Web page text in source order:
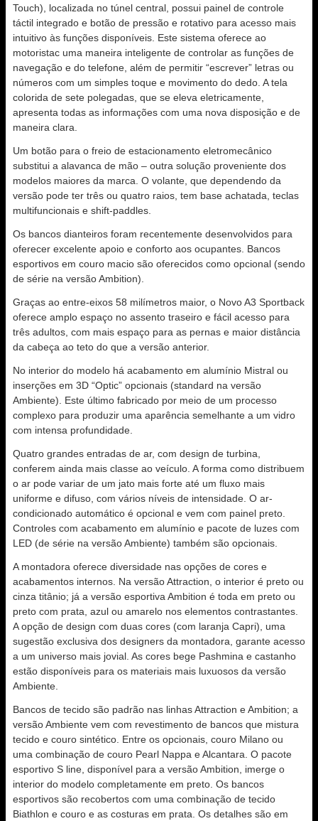
Touch), localizada no túnel central, possui painel de controle
táctil integrado e botão de pressão e rotativo para acesso mais
intuitivo às funções disponíveis. Este sistema oferece ao
motoristac uma maneira inteligente de controlar as funções de
navegação e do telefone, além de permitir “escrever” letras ou
números com um simples toque e movimento do dedo. A tela
colorida de sete polegadas, que se eleva eletricamente,
apresenta todas as informações com uma nova disposição e de
maneira clara.
Um botão para o freio de estacionamento eletromecânico
substitui a alavanca de mão – outra solução proveniente dos
modelos maiores da marca. O volante, que dependendo da
versão pode ter três ou quatro raios, tem base achatada, teclas
multifuncionais e shift-paddles.
Os bancos dianteiros foram recentemente desenvolvidos para
oferecer excelente apoio e conforto aos ocupantes. Bancos
esportivos em couro macio são oferecidos como opcional (sendo
de série na versão Ambition).
Graças ao entre-eixos 58 milímetros maior, o Novo A3 Sportback
oferece amplo espaço no assento traseiro e fácil acesso para
três adultos, com mais espaço para as pernas e maior distância
da cabeça ao teto do que a versão anterior.
No interior do modelo há acabamento em alumínio Mistral ou
inserções em 3D “Optic” opcionais (standard na versão
Ambiente). Este último fabricado por meio de um processo
complexo para produzir uma aparência semelhante a um vidro
com intensa profundidade.
Quatro grandes entradas de ar, com design de turbina,
conferem ainda mais classe ao veículo. A forma como distribuem
o ar pode variar de um jato mais forte até um fluxo mais
uniforme e difuso, com vários níveis de intensidade. O ar-
condicionado automático é opcional e vem com painel preto.
Controles com acabamento em alumínio e pacote de luzes com
LED (de série na versão Ambiente) também são opcionais.
A montadora oferece diversidade nas opções de cores e
acabamentos internos. Na versão Attraction, o interior é preto ou
cinza titânio; já a versão esportiva Ambition é toda em preto ou
preto com prata, azul ou amarelo nos elementos contrastantes.
A opção de design com duas cores (com laranja Capri), uma
sugestão exclusiva dos designers da montadora, garante acesso
a um universo mais jovial. As cores bege Pashmina e castanho
estão disponíveis para os materiais mais luxuosos da versão
Ambiente.
Bancos de tecido são padrão nas linhas Attraction e Ambition; a
versão Ambiente vem com revestimento de bancos que mistura
tecido e couro sintético. Entre os opcionais, couro Milano ou
uma combinação de couro Pearl Nappa e Alcantara. O pacote
esportivo S line, disponível para a versão Ambition, imerge o
interior do modelo completamente em preto. Os bancos
esportivos são recobertos com uma combinação de tecido
Biathlon e couro e as costuras em prata. Os detalhes são em